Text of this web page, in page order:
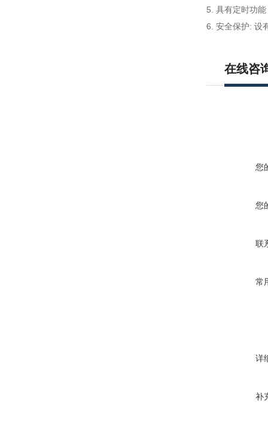
5. 具有定时功
6. 安全保护: 设
在线咨
您
您
联
常
详
补